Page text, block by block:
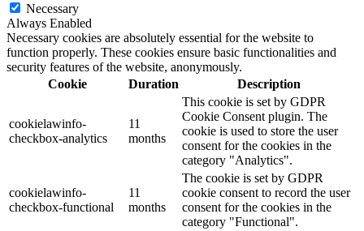
Necessary
Always Enabled
Necessary cookies are absolutely essential for the website to
function properly. These cookies ensure basic functionalities and
security features of the website, anonymously.
Cookie
Duration Description
cookielawinfo-
checkbox-analytics
11
months
This cookie is set by GDPR
Cookie Consent plugin. The
cookie is used to store the user
consent for the cookies in the
category "Analytics".
cookielawinfo-
checkbox-functional
11
months
The cookie is set by GDPR
cookie consent to record the user
consent for the cookies in the
category "Functional".